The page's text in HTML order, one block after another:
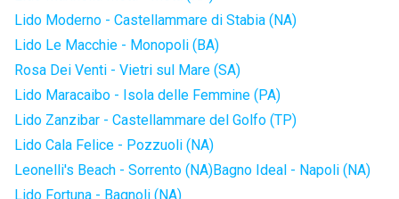
Lido Moderno - Castellammare di Stabia (NA)
Lido Le Macchie - Monopoli (BA)
Rosa Dei Venti - Vietri sul Mare (SA)
Lido Maracaibo - Isola delle Femmine (PA)
Lido Zanzibar - Castellammare del Golfo (TP)
Lido Cala Felice - Pozzuoli (NA)
Leonelli's Beach - Sorrento (NA)Bagno Ideal - Napoli (NA)
Lido Fortuna - Bagnoli (NA)